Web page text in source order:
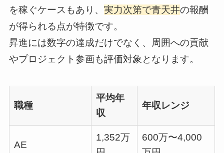
を稼ぐケースもあり、 実力次第で青天井の報酬
が得られる点が特徴です。
昇進には数字の達成だけでなく、周囲への貢献
やプロジェクト参画も評価対象となります。
職種
平均年
収
年収レンジ
AE
1,352万
600万〜4,000